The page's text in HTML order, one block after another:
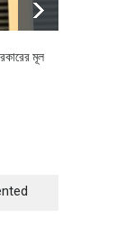
মূল